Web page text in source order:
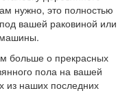
нужно, это полностью
вашей раковиной или
больше о прекрасных
пола на вашей
из наших последних